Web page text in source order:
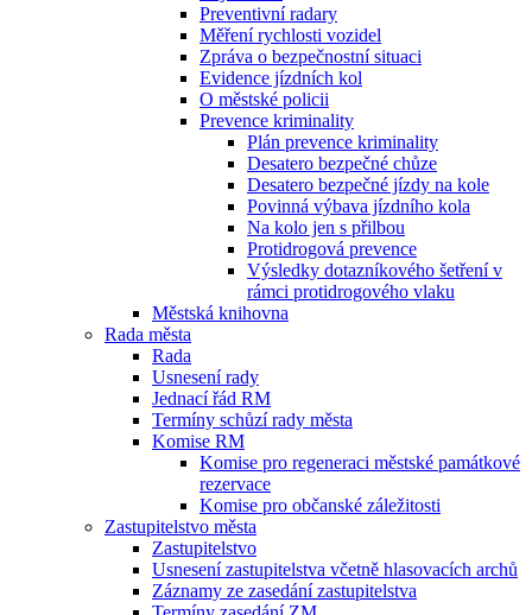
Preventivní radary
Měření rychlosti vozidel
Zpráva o bezpečnostní situaci
Evidence jízdních kol
O městské policii
Prevence kriminality
Plán prevence kriminality
Desatero bezpečné chůze
Desatero bezpečné jízdy na kole
Povinná výbava jízdního kola
Na kolo jen s přilbou
Protidrogová prevence
Výsledky dotazníkového šetření v
rámci protidrogového vlaku
Městská knihovna
Rada města
Rada
Usnesení rady
Jednací řád RM
Termíny schůzí rady města
Komise RM
Komise pro regeneraci městské památkové
rezervace
Komise pro občanské záležitosti
Zastupitelstvo města
Zastupitelstvo
Usnesení zastupitelstva včetně hlasovacích archů
Záznamy ze zasedání zastupitelstva